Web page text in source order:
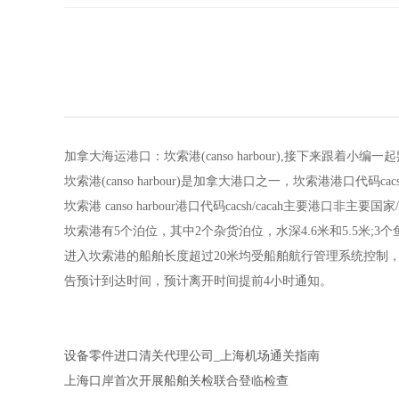
加拿大海运港口：坎索港(canso harbour),接下来跟着小编一
坎索港(canso harbour)是加拿大港口之一，坎索港港口代码
坎索港 canso harbour港口代码cacsh/cacah主要港口非主要
坎索港有5个泊位，其中2个杂货泊位，水深4.6米和5.5米;3个
进入坎索港的船舶长度超过20米均受船舶航行管理系统控制
告预计到达时间，预计离开时间提前4小时通知。
设备零件进口清关代理公司_上海机场通关指南
上海口岸首次开展船舶关检联合登临检查